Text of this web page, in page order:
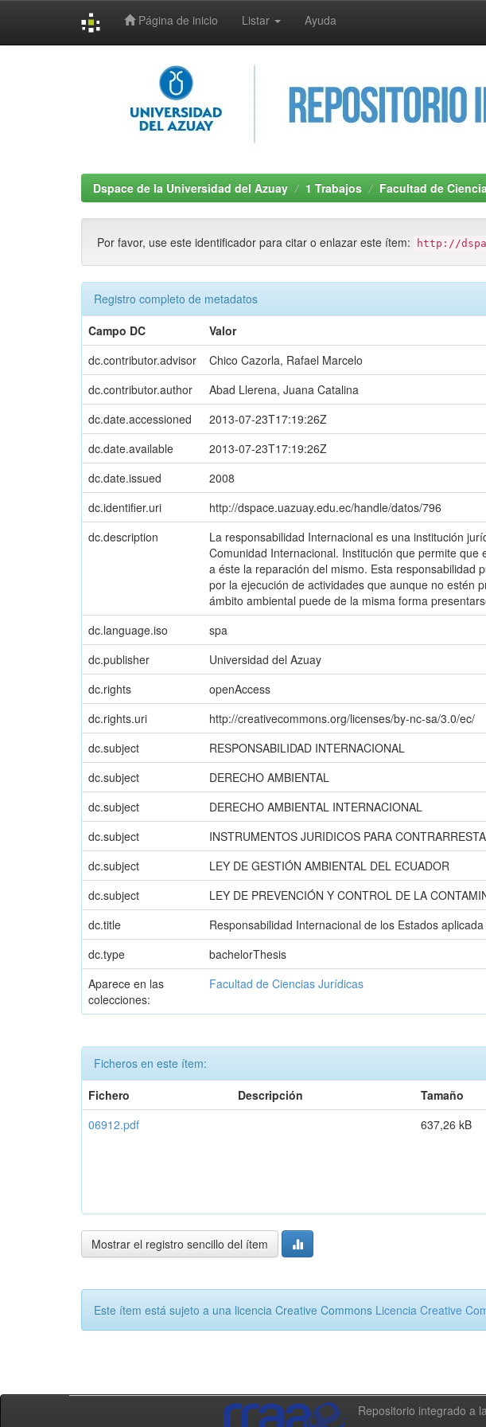
Página de inicio Listar Ayuda
Dspace de la Universidad del Azuay 1 Trabajos Facultad de
Por favor, use este identificador para citar o enlazar este ítem: http://
Registro completo de metadatos
Campo DC
Valor
dc.contributor.advisor
Chico Cazorla, Rafael Marcelo
dc.contributor.author
Abad Llerena, Juana Catalina
dc.date.accessioned
2013-07-23T17:19:26Z
dc.date.available
2013-07-23T17:19:26Z
dc.date.issued
2008
dc.identifier.uri
http://dspace.uazuay.edu.ec/handle/datos/796
dc.description
La responsabilidad Internacional es una institución
Comunidad Internacional. Institución que permite
a éste la reparación del mismo. Esta responsabilidad
por la ejecución de actividades que aunque no estén
ámbito ambiental puede de la misma forma
dc.language.iso spa
dc.publisher
Universidad del Azuay
dc.rights
openAccess
dc.rights.uri
http://creativecommons.org/licenses/by-nc-sa/3.0/ec/
dc.subject
RESPONSABILIDAD INTERNACIONAL
dc.subject
DERECHO AMBIENTAL
dc.subject
DERECHO AMBIENTAL INTERNACIONAL
dc.subject
INSTRUMENTOS JURIDICOS PARA
dc.subject
LEY DE GESTIÓN AMBIENTAL DEL ECUADOR
dc.subject
LEY DE PREVENCIÓN Y CONTROL DE LA
dc.title
Responsabilidad Internacional de los Estados
dc.type
bachelorThesis
Aparece en las
colecciones:
Facultad de Ciencias Jurídicas
Ficheros en este ítem:
Fichero
Descripción Tamaño
06912.pdf
637,26 kB
Mostrar el registro sencillo del ítem
Este ítem está sujeto a una licencia Creative Commons Licencia Creative
Repositorio integrado a